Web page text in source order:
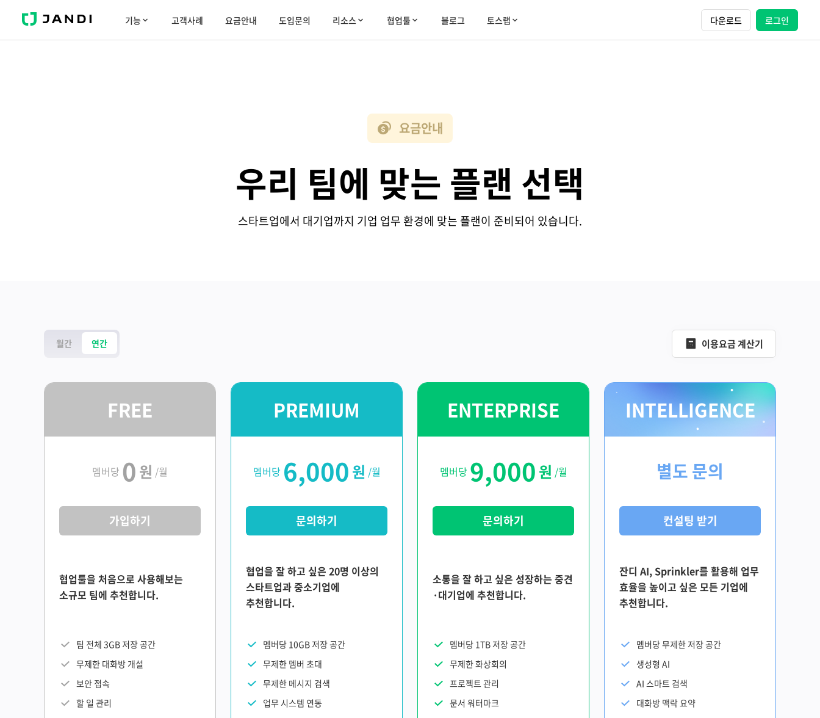
J
N
기능 고객사례 요금안내 도입문의 리소스 협업툴 블로그 토스랩 다운로드 로그인
요금안내
우리 팀에 맞는 플랜 선택
스타트업에서 대기업까지 기업 업무 환경에 맞는 플랜이 준비되어 있습니다.
월간 연간 이용요금 계산기
FREE
멤버당 0원 /월
가입하기
협업툴을 처음으로 사용해보는
소규모 팀에 추천합니다.
팀 전체 3GB 저장 공간
무제한 대화방 개설
보안 접속
할 일 관리
PREMIUM
멤버당 6,000원 /월
문의하기
협업을 잘 하고 싶은 20명 이상의
스타트업과 중소기업에
추천합니다.
멤버당 10GB 저장 공간
무제한 멤버 초대
무제한 메시지 검색
업무 시스템 연동
ENTERPRISE
멤버당 9,000원 /월
문의하기
소통을 잘 하고 싶은 성장하는 중견
·대기업에 추천합니다.
멤버당 1TB 저장 공간
무제한 화상회의
프로젝트 관리
문서 워터마크
INTELLIGENCE
별도 문의
컨설팅 받기
잔디 AI, Sprinkler를 활용해 업무
효율을 높이고 싶은 모든 기업에
추천합니다.
멤버당 무제한 저장 공간
생성형 AI
AI 스마트 검색
대화방 맥락 요약